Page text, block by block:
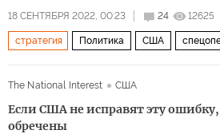
18 СЕНТЯБРЯ 2022, 00:23 24 12625
стратегия Политика США
The National Interest США
Если США не исправят эту
обречены